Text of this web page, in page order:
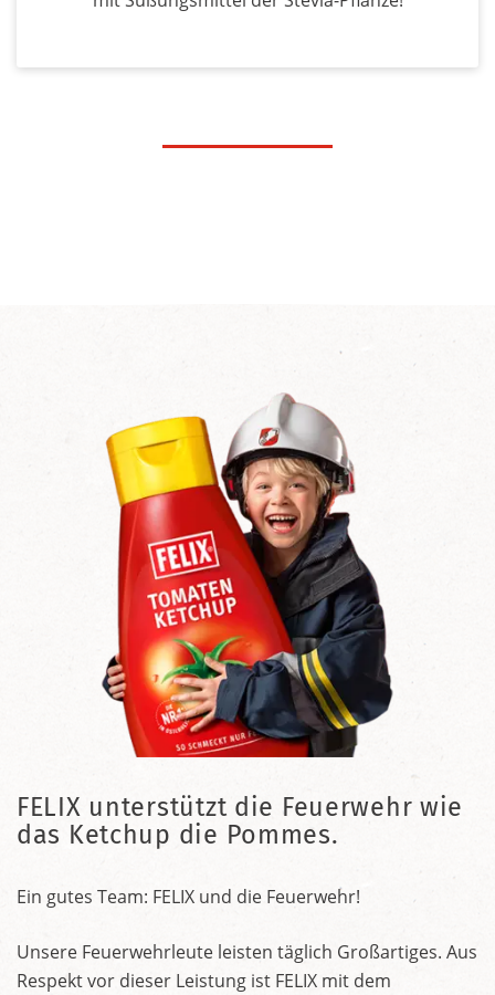
FELIX unterstützt die Feuerwehr wie
das Ketchup die Pommes.
Ein gutes Team: FELIX und die Feuerwehr!
Unsere Feuerwehrleute leisten täglich Großartiges. Aus
Respekt vor dieser Leistung ist FELIX mit dem